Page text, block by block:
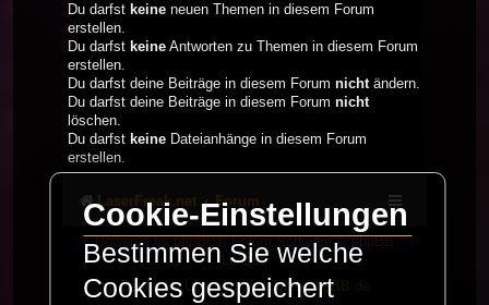
Du darfst keine neuen Themen in diesem Forum
erstellen.
Du darfst keine Antworten zu Themen in diesem Forum
erstellen.
Du darfst deine Beiträge in diesem Forum nichtändern.
Du darfst deine Beiträge in diesem Forum nicht
löschen.
Du darfst keine Dateianhänge in diesem Forum
erstellen.
LaserFreak.net Forum
Powered byphpBB® Forum Software © phpBB
Limited
Deutsche Übersetzung durchphpBB.de
Cookie-Einstellungen
Bestimmen Sie welche
Cookies gespeichert